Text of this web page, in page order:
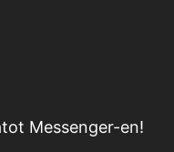
Messenger-en!